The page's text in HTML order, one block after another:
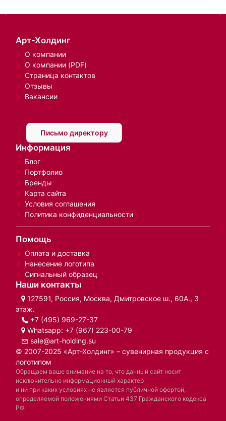
Арт-Холдинг
О компании
О компании (PDF)
Страница контактов
Отзывы
Вакансии
Письмо директору
Информация
Блог
Портфолио
Бренды
Карта сайта
Условия соглашения
Политика конфиденциальности
Помощь
Оплата и доставка
Нанесение логотипа
Сигнальный образец
Наши контакты
127591, Россия, Москва, Дмитровское ш., 60А., 3
этаж.
+7 (495) 969-27-37
Whatsapp: +7 (967) 223-00-79
sale@art-holding.su
© 2007-2025 «Арт-Холдинг» – сувенирная продукция с
логотипом
Обращаем ваше внимание на то, что данный сайт носит
исключительно информационный характер
и ни при каких условиях не является публичной офертой,
определяемой положениями Статьи 437 Гражданского кодекса
РФ.